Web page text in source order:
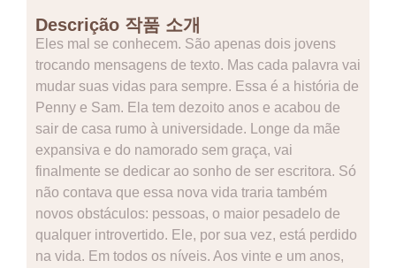
Descrição 작품 소개
Eles mal se conhecem. São apenas dois jovens
trocando mensagens de texto. Mas cada palavra vai
mudar suas vidas para sempre. Essa é a história de
Penny e Sam. Ela tem dezoito anos e acabou de
sair de casa rumo à universidade. Longe da mãe
expansiva e do namorado sem graça, vai
finalmente se dedicar ao sonho de ser escritora. Só
não contava que essa nova vida traria também
novos obstáculos: pessoas, o maior pesadelo de
qualquer introvertido. Ele, por sua vez, está perdido
na vida. Em todos os níveis. Aos vinte e um anos,